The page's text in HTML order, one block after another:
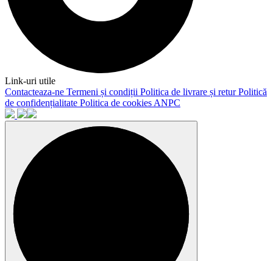
Link-uri utile
Contacteaza-ne Termeni și condiții Politica de livrare și returPolitică
de confidențialitate Politica de cookies ANPC